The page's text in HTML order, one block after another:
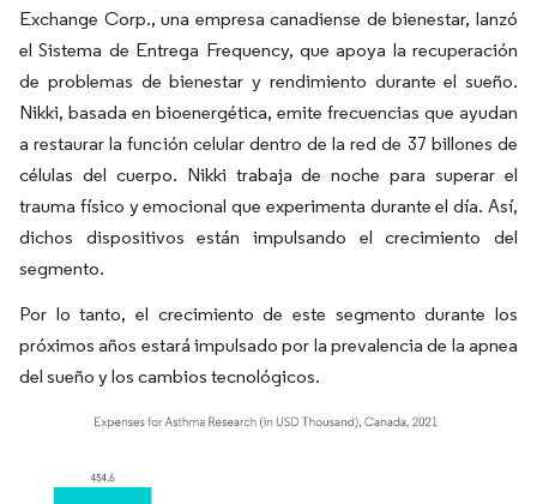
Exchange Corp., una empresa canadiense de bienestar, lanzó
el Sistema de Entrega Frequency, que apoya la recuperación
de problemas de bienestar y rendimiento durante el sueño.
Nikki, basada en bioenergética, emite frecuencias que ayudan
a restaurar la función celular dentro de la red de 37 billones de
células del cuerpo. Nikki trabaja de noche para superar el
trauma físico y emocional que experimenta durante el día. Así,
dichos dispositivos están impulsando el crecimiento del
segmento.
Por lo tanto, el crecimiento de este segmento durante los
próximos años estará impulsado por la prevalencia de la apnea
del sueño y los cambios tecnológicos.